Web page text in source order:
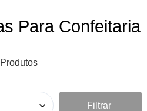
Para Confeitaria
Filtrar